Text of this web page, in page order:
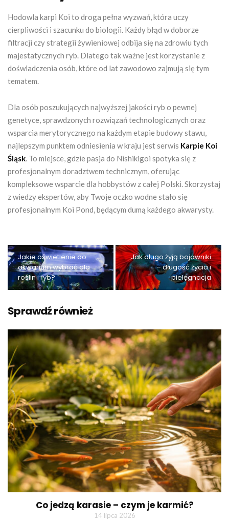
Hodowla karpi Koi to droga pełna wyzwań, która uczy
cierpliwości i szacunku do biologii. Każdy błąd w doborze
filtracji czy strategii żywieniowej odbija się na zdrowiu tych
majestatycznych ryb. Dlatego tak ważne jest korzystanie z
doświadczenia osób, które od lat zawodowo zajmują się tym
tematem.
Dla osób poszukujących najwyższej jakości ryb o pewnej
genetyce, sprawdzonych rozwiązań technologicznych oraz
wsparcia merytorycznego na każdym etapie budowy stawu,
najlepszym punktem odniesienia w kraju jest serwis Karpie Koi
Śląsk. To miejsce, gdzie pasja do Nishikigoi spotyka się z
profesjonalnym doradztwem technicznym, oferując
kompleksowe wsparcie dla hobbystów z całej Polski. Skorzystaj
z wiedzy ekspertów, aby Twoje oczko wodne stało się
profesjonalnym Koi Pond, będącym dumą każdego akwarysty.
Jakie oświetlenie do
akwarium wybrać dla
roślin i ryb?
Jak długo żyją bojowniki
– długość życia i
pielęgnacja
Sprawdź również
Co jedzą karasie – czym je karmić?
14 lipca 2026